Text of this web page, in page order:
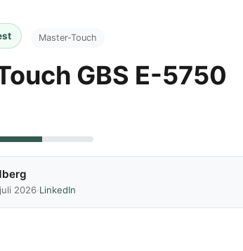
Master-Touch
GBS E-5750
2026·LinkedIn